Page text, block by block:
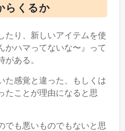
らくるか
たり、新しいアイテムを使
かハマってないな〜』って
ある。
た感覚と違った、もしくは
たことが理由になると思
でも悪いものでもないと思